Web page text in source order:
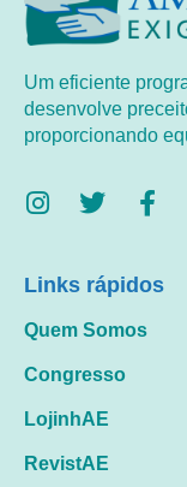
Um eficiente
desenvolve
proporcionando
Links rápidos
Quem Somos
Congresso
LojinhAE
RevistAE